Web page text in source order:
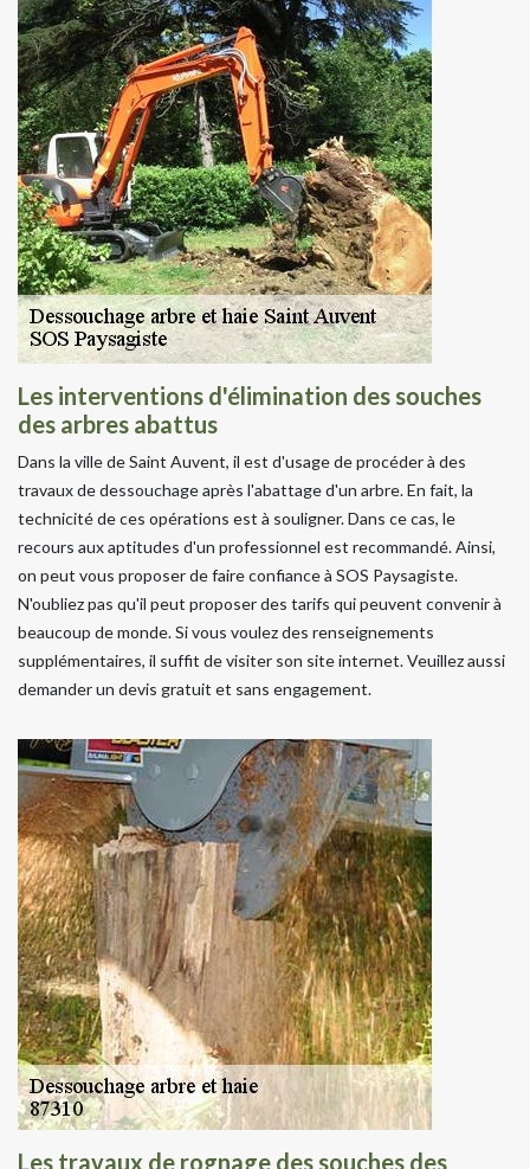
Les interventions d'élimination des souches
des arbres abattus
Dans la ville de Saint Auvent, il est d'usage de procéder à des
travaux de dessouchage après l'abattage d'un arbre. En fait, la
technicité de ces opérations est à souligner. Dans ce cas, le
recours aux aptitudes d'un professionnel est recommandé. Ainsi,
on peut vous proposer de faire confiance à SOS Paysagiste.
N'oubliez pas qu'il peut proposer des tarifs qui peuvent convenir à
beaucoup de monde. Si vous voulez des renseignements
supplémentaires, il suffit de visiter son site internet. Veuillez aussi
demander un devis gratuit et sans engagement.
Les travaux de rognage des souches des